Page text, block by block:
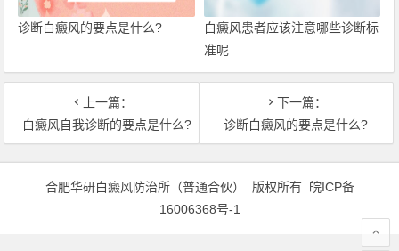
诊断白癜风的要点是什么?
白癜风患者应该注意哪些诊断标
准呢
上一篇：
白癜风自我诊断的要点是什么?
下一篇：
诊断白癜风的要点是什么?
合肥华研白癜风防治所（普通合伙） 版权所有 皖ICP备
16006368号-1